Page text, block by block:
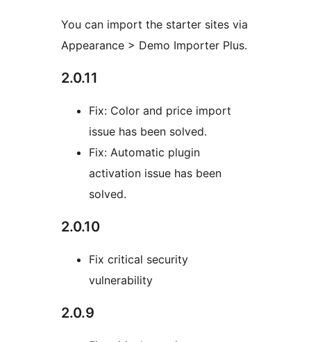
You can import the starter sites via
Appearance > Demo Importer Plus.
2.0.11
Fix: Color and price import
issue has been solved.
Fix: Automatic plugin
activation issue has been
solved.
2.0.10
Fix critical security
vulnerability
2.0.9